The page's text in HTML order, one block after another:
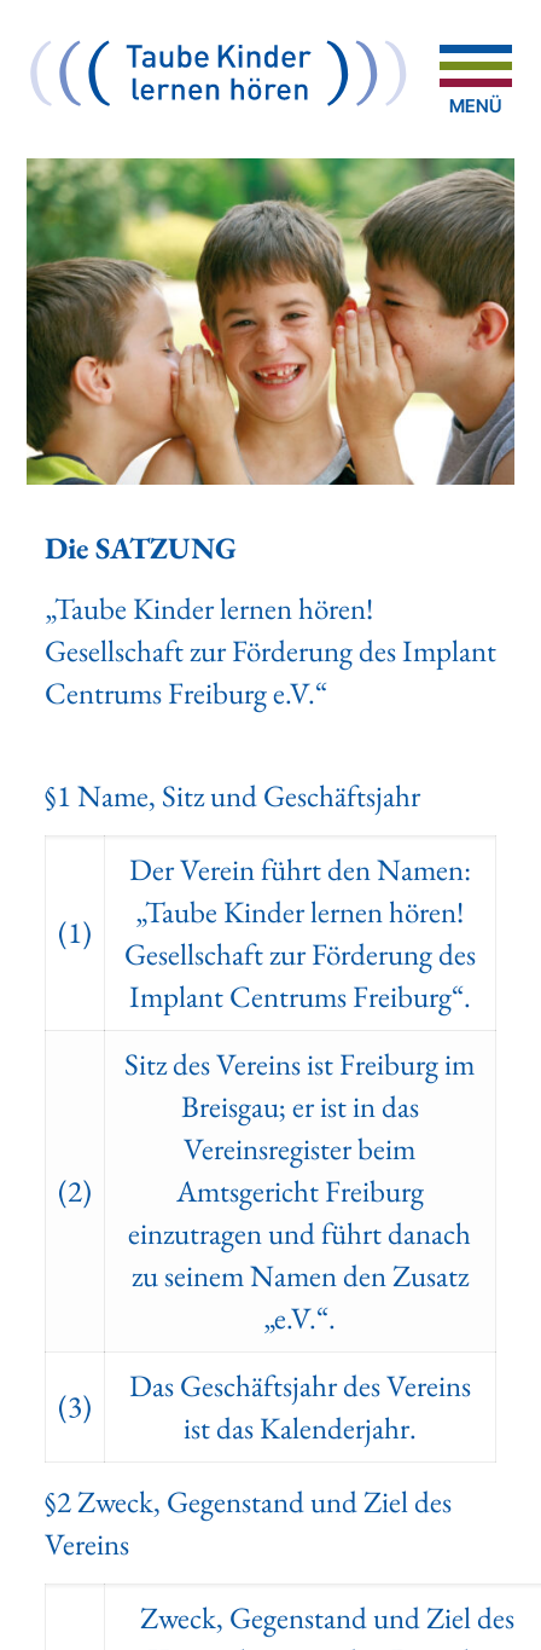
Die SATZUNG
„Taube Kinder lernen hören!
Gesellschaft zur Förderung des Implant
Centrums Freiburg e.V.“
§1 Name, Sitz und Geschäftsjahr
(1)
Der Verein führt den Namen:
„Taube Kinder lernen hören!
Gesellschaft zur Förderung des
Implant Centrums Freiburg“.
(2)
Sitz des Vereins ist Freiburg im
Breisgau; er ist in das
Vereinsregister beim
Amtsgericht Freiburg
einzutragen und führt danach
zu seinem Namen den Zusatz
„e.V.“.
(3)
Das Geschäftsjahr des Vereins
ist das Kalenderjahr.
§2 Zweck, Gegenstand und Ziel des
Vereins
Zweck, Gegenstand und Ziel des